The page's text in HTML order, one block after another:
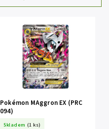
Pokémon MAggron EX (PRC
094)
Skladem (1 ks)